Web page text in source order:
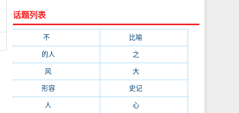
话题列表
不(1048) 比喻
的人 之
风 大(292)
形容(281) 史记
人 心(200)